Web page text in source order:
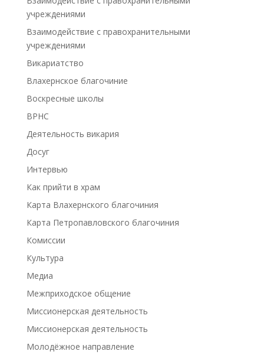
учреждениями
Взаимодействие с правохранительными
учреждениями
Викариатство
Влахернское благочиние
Воскресные школы
ВРНС
Деятельность викария
Досуг
Интервью
Как прийти в храм
Карта Влахернского благочиния
Карта Петропавловского благочиния
Комиссии
Культура
Медиа
Межприходское общение
Миссионерская деятельность
Миссионерская деятельность
Молодёжное направление